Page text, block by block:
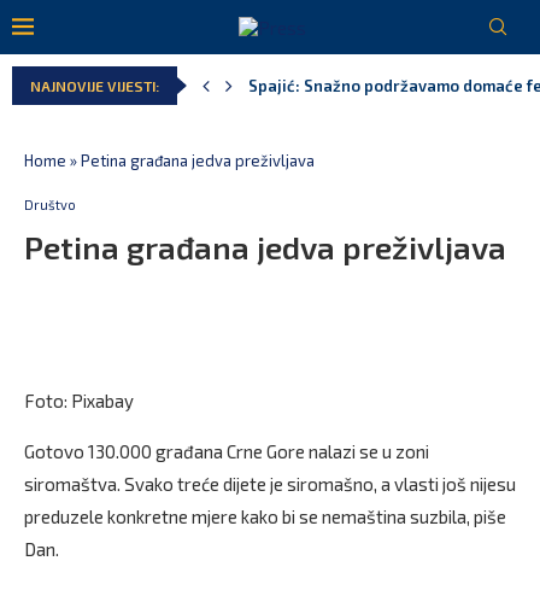
NAJNOVIJE VIJESTI:
Spajić: Snažno podržavamo domaće
Home »Petina građana jedva preživljava
Društvo
Petina građana jedva preživljava
Foto: Pixabay
Gotovo 130.000 građana Crne Gore nalazi se u zoni
siromaštva. Svako treće dijete je siromašno, a vlasti još nijesu
preduzele konkretne mjere kako bi se nemaština suzbila, piše
Dan.